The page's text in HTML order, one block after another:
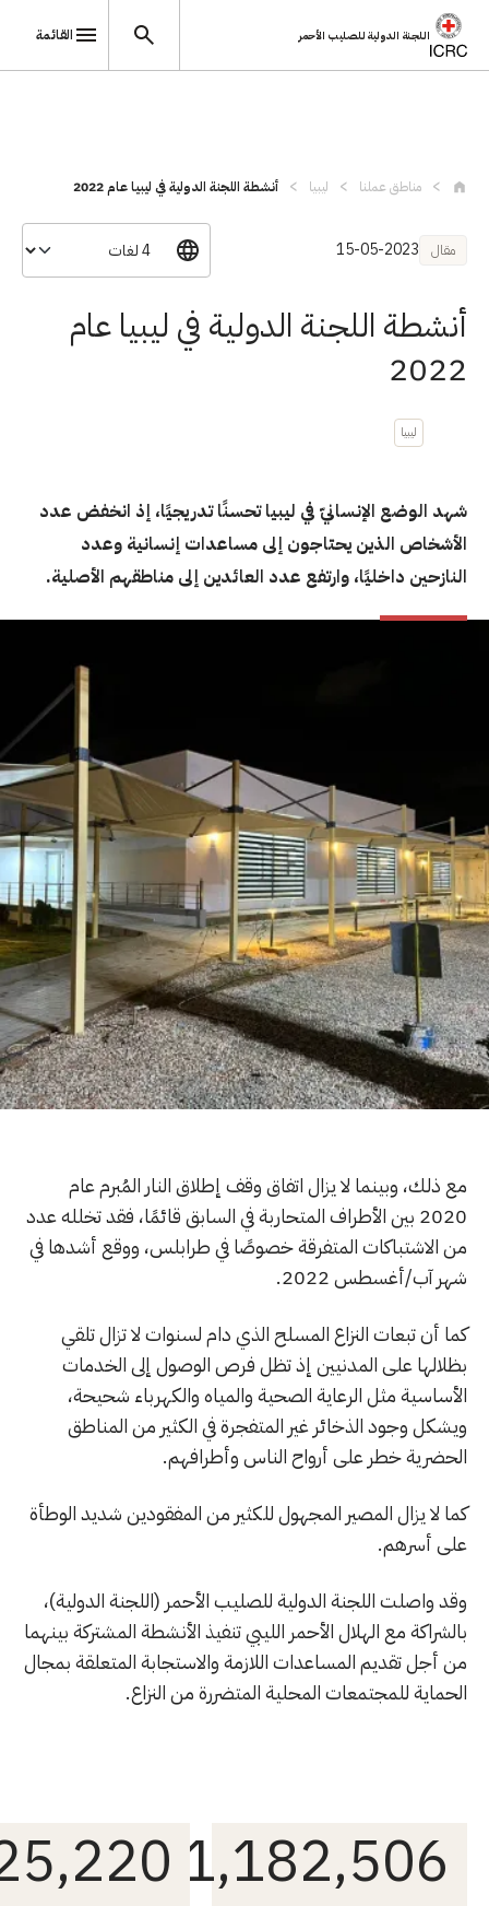
اللجنة الدولية للصليب الأحمر القائمة
مناطق عملنا ليبيا أنشطة اللجنة الدولية في ليبيا عام 2022
مقال 15-05-2023
أنشطة اللجنة الدولية في ليبيا عام
2022
ليبيا
شهد الوضع الإنسانيّ في ليبيا تحسنًا تدريجيًا، إذ انخفض عدد
الأشخاص الذين يحتاجون إلى مساعدات إنسانية وعدد
النازحين داخليًا، وارتفع عدد العائدين إلى مناطقهم الأصلية.
مع ذلك، وبينما لا يزال اتفاق وقف إطلاق النار المُبرم عام
2020 بين الأطراف المتحاربة في السابق قائمًا، فقد تخلله عدد
من الاشتباكات المتفرقة خصوصًا في طرابلس، ووقع أشدها في
شهر آب/أغسطس 2022.
كما أن تبعات النزاع المسلح الذي دام لسنوات لا تزال تلقي
بظلالها على المدنيين إذ تظل فرص الوصول إلى الخدمات
الأساسية مثل الرعاية الصحية والمياه والكهرباء شحيحة،
ويشكل وجود الذخائر غير المتفجرة في الكثير من المناطق
الحضرية خطر على أرواح الناس وأطرافهم.
كما لا يزال المصير المجهول للكثير من المفقودين شديد الوطأة
على أسرهم.
وقد واصلت اللجنة الدولية للصليب الأحمر (اللجنة الدولية)،
بالشراكة مع الهلال الأحمر الليبي تنفيذ الأنشطة المشتركة بينهما
من أجل تقديم المساعدات اللازمة والاستجابة المتعلقة بمجال
الحماية للمجتمعات المحلية المتضررة من النزاع.
1,182,506